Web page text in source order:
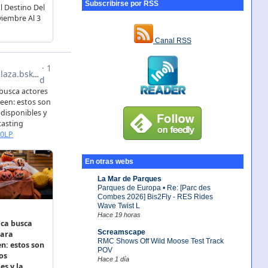
Subscribirse por RSS
Canal RSS
En otras webs
La Mar de Parques
Parques de Europa • Re: [Parc des
Combes 2026] Bis2Fly - RES Rides
Wave Twist L
Hace 19 horas
Screamscape
RMC Shows Off Wild Moose Test Track
POV
Hace 1 día